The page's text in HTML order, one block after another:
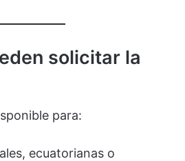
solicitar la
para:
ecuatorianas o